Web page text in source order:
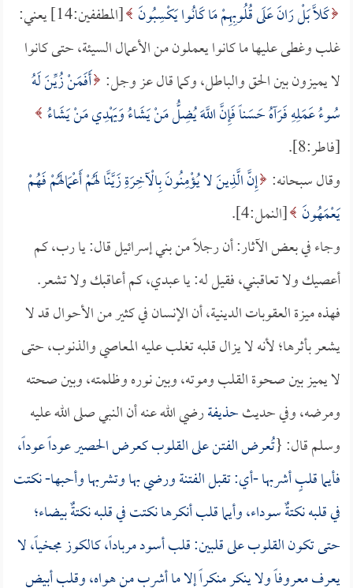
كَلَّا بَلْ رَانَ عَلَى قُلُوبِهِمْ مَا كَانُوا يَكْسِبُونَ
[المطففين:14] يعني:
غلب وغطى عليها ما كانوا يعملون من الأعمال السيئة، حتى كانوا
لا يميزون بين الحق والباطل، وكما قال عز وجل: أَفَمَنْ زُيِّنَ لَهُ
سُوءُ عَمَلِهِ فَرَآهُ حَسَناً فَإِنَّ اللَّهَ يُضِلُّ مَنْ يَشَاءُ وَيَهْدِي مَنْ يَشَاءُ
[فاطر:8].
وقال سبحانه: إِنَّ الَّذِينَ لا يُؤْمِنُونَ بِالْآخِرَةِ زَيَّنَّا لَهُمْ أَعْمَالَهُمْ فَهُمْ
يَعْمَهُونَ [النمل:4].
وجاء في بعض الآثار: أن رجلاً من بني إسرائيل قال: يا رب، كم
أعصيك ولا تعاقبني، فقيل له: يا عبدي، كم أعاقبك ولا تشعر.
فهذه ميزة العقوبات الدينية، أن الإنسان في كثير من الأحوال قد لا
يشعر بأثرها؛ لأنه لا يزال قلبه تغلب عليه المعاصي والذنوب، حتى
لا يميز بين صحوة القلب وموته، وبين نوره وظلمته، وبين صحته
ومرضه، وفي حديثحذيفةرضي الله عنه أن النبي صلى الله عليه
وسلم قال: {تُعرض الفتن على القلوب كعرض الحصير عوداً عوداً،
فأيما قلبٍ أشربها -أي: تقبل الفتنة ورضي بها وتشربها وأحبها- نكتت
في قلبه نكتةٌ سوداء، وأيما قلب أنكرها نكتت في قلبه نكتةٌ بيضاء؛
حتى تكون القلوب على قلبين: قلب أسود مرباداً، كالكوز مجخياً، لا
يعرف معروفاً ولا ينكر منكراً إلا ما أشرب من هواه، وقلب أبيض